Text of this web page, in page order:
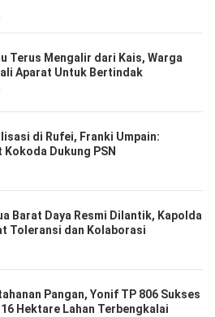
Terus Mengalir dari Kais, Warga
Aparat Untuk Bertindak
di Rufei, Franki Umpain:
Kokoda Dukung PSN
Barat Daya Resmi Dilantik, Kapolda
Toleransi dan Kolaborasi
Pangan, Yonif TP 806 Sukses
16 Hektare Lahan Terbengkalai